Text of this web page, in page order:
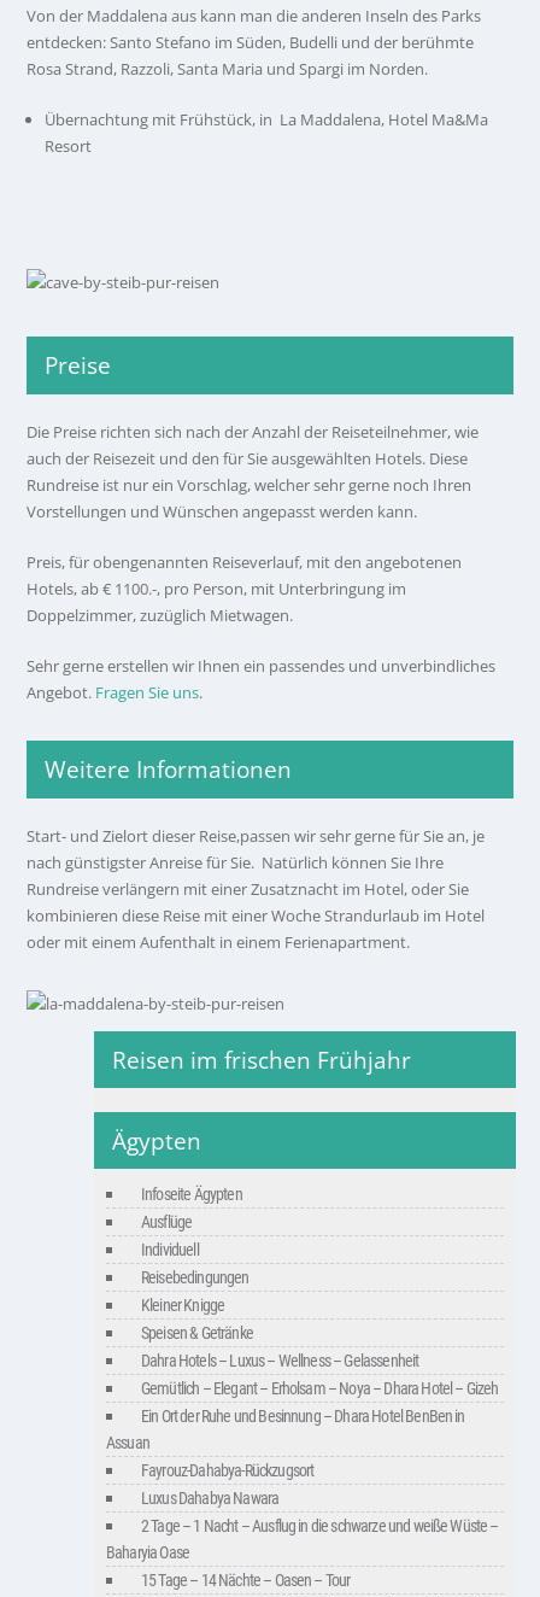
Von der Maddalena aus kann man die anderen Inseln des Parks
entdecken: Santo Stefano im Süden, Budelli und der berühmte
Rosa Strand, Razzoli, Santa Maria und Spargi im Norden.
Übernachtung mit Frühstück, in La Maddalena, Hotel Ma&Ma
Resort
Preise
Die Preise richten sich nach der Anzahl der Reiseteilnehmer, wie
auch der Reisezeit und den für Sie ausgewählten Hotels. Diese
Rundreise ist nur ein Vorschlag, welcher sehr gerne noch Ihren
Vorstellungen und Wünschen angepasst werden kann.
Preis, für obengenannten Reiseverlauf, mit den angebotenen
Hotels, ab € 1100.-, pro Person, mit Unterbringung im
Doppelzimmer, zuzüglich Mietwagen.
Sehr gerne erstellen wir Ihnen ein passendes und unverbindliches
Angebot. Fragen Sie uns.
Weitere Informationen
Start- und Zielort dieser Reise,passen wir sehr gerne für Sie an, je
nach günstigster Anreise für Sie. Natürlich können Sie Ihre
Rundreise verlängern mit einer Zusatznacht im Hotel, oder Sie
kombinieren diese Reise mit einer Woche Strandurlaub im Hotel
oder mit einem Aufenthalt in einem Ferienapartment.
Reisen im frischen Frühjahr
Ägypten
Infoseite Ägypten
Ausflüge
Individuell
Reisebedingungen
Kleiner Knigge
Speisen & Getränke
Dahra Hotels – Luxus – Wellness – Gelassenheit
Gemütlich – Elegant – Erholsam – Noya – Dhara Hotel – Gizeh
Ein Ort der Ruhe und Besinnung – Dhara Hotel BenBen in
Assuan
Fayrouz-Dahabya-Rückzugsort
Luxus Dahabya Nawara
2 Tage – 1 Nacht – Ausflug in die schwarze und weiße Wüste –
Baharyia Oase
15 Tage – 14 Nächte – Oasen – Tour